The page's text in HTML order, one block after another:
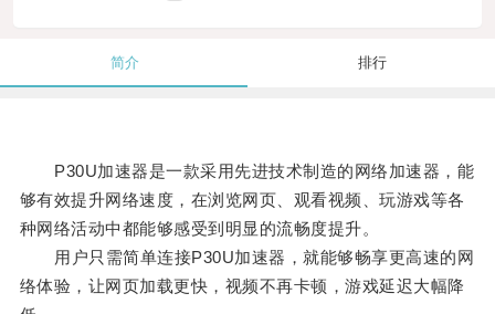
简介 排行
P30U加速器是一款采用先进技术制造的网络加速器，能
够有效提升网络速度，在浏览网页、观看视频、玩游戏等各
种网络活动中都能够感受到明显的流畅度提升。
用户只需简单连接P30U加速器，就能够畅享更高速的网
络体验，让网页加载更快，视频不再卡顿，游戏延迟大幅降